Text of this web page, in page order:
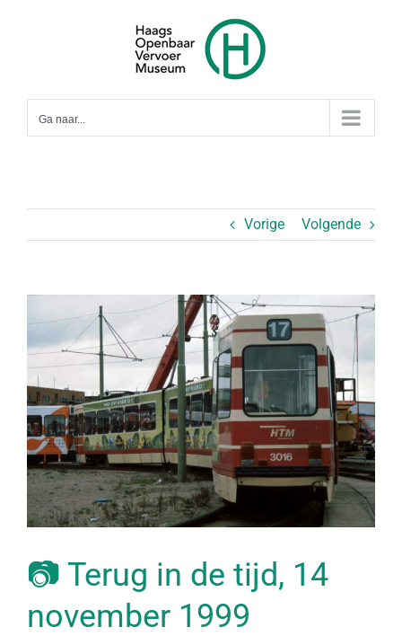
Ga naar...
Vorige Volgende
afbeelding
📷 Terug in de tijd, 14
november 1999